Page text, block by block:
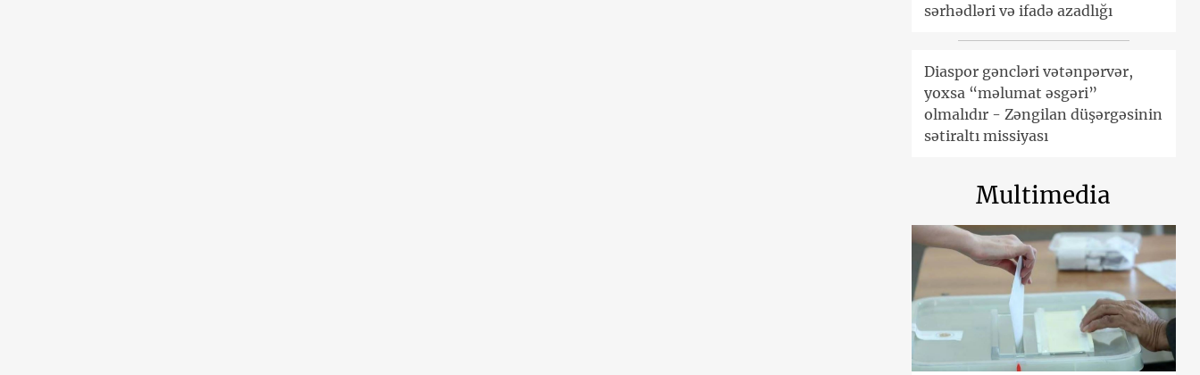
sərhədləri və ifadə azadlığı
Diaspor gəncləri vətənpərvər,
yoxsa “məlumat əsgəri”
olmalıdır - Zəngilan düşərgəsinin
sətiraltı missiyası
Multimedia